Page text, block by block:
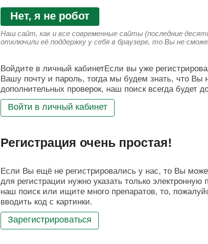
Нет, я не робот
Наш сайт, как и все современные сайты (последние
отключили её поддержку у себя в браузере, то Вы не
Войдите в личный кабинетЕсли вы уже
Вашу почту и пароль, тогда мы будем знать, что Вы
дополнительных проверок, наш поиск всегда будет
Войти в личный кабинет
Регистрация очень простая!
Если Вы ещё не регистрировались у нас, то Вы
для регистрации нужно указать только
наш поиск или ищите много препаратов, то,
вводить код с картинки.
Зарегистрироваться